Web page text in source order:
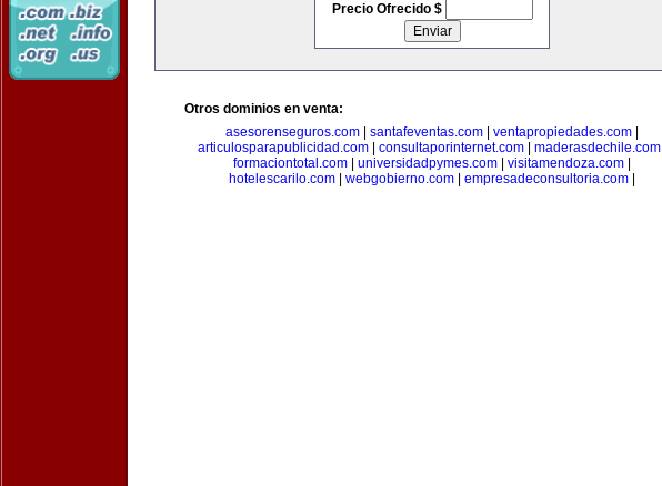
Precio Ofrecido $
Otros dominios en venta:
asesorenseguros.com
santafeventas.com ventapropiedades.com
articulosparapublicidad.com| consultaporinternet.com| maderasdechile.com|
formaciontotal.com
universidadpymes.com visitamendoza.com
hotelescarilo.com
webgobierno.com empresadeconsultoria.com